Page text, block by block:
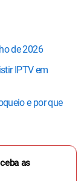
de 2026
IPTV em
e por que
as